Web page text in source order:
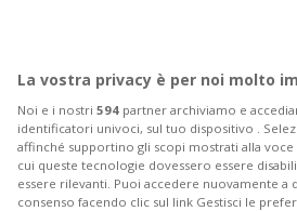
La vostra privacy è per noi molto
Noi e i nostri 594 partner archiviamo e
identificatori univoci, sul tuo dispositivo .
affinché supportino gli scopi mostrati alla
cui queste tecnologie dovessero essere
essere rilevanti. Puoi accedere nuovamente
consenso facendo clic sul link Gestisci le